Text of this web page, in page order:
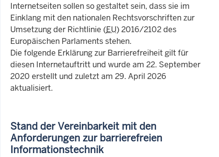
Internetseiten sollen so gestaltet sein, dass sie im
Einklang mit den nationalen Rechtsvorschriften zur
Umsetzung der Richtlinie (EU) 2016/2102 des
Europäischen Parlaments stehen.
Die folgende Erklärung zur Barrierefreiheit gilt für
diesen Internetauftritt und wurde am 22. September
2020 erstellt und zuletzt am 29. April 2026
aktualisiert.
Stand der Vereinbarkeit mit den
Anforderungen zur barrierefreien
Informationstechnik